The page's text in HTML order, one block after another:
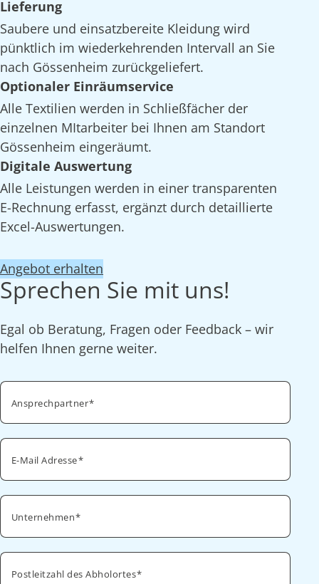
Lieferung
Saubere und einsatzbereite Kleidung wird
pünktlich im wiederkehrenden Intervall an Sie
nach Gössenheim zurückgeliefert.
Optionaler Einräumservice
Alle Textilien werden in Schließfächer der
einzelnen MItarbeiter bei Ihnen am Standort
Gössenheim eingeräumt.
Digitale Auswertung
Alle Leistungen werden in einer transparenten
E-Rechnung erfasst, ergänzt durch detaillierte
Excel-Auswertungen.
Angebot erhalten
Sprechen Sie mit uns!
Egal ob Beratung, Fragen oder Feedback – wir
helfen Ihnen gerne weiter.
Ansprechpartner
E-Mail Adresse
Unternehmen
Postleitzahl des Abholortes